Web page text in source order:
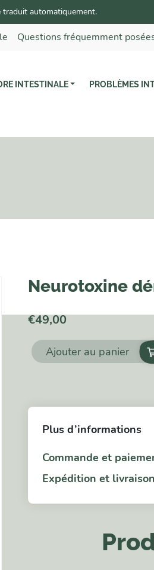
traduit automatiquement.
Questions fréquemment
INTESTINALE PROBLÈMES
Neurotoxine
€49,00
quantité
dérivée
des
éosinophiles
Ajouter au panier
Plus d’informations
Commande et
Expédition et livraison